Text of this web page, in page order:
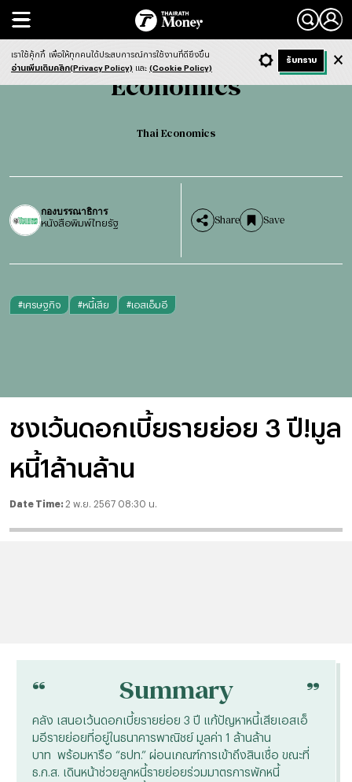
Search
Economics Thai Economics
Economics
Thai Economics
กองบรรณาธิการ
หนังสือพิมพ์ไทยรัฐ Share Save
#เศรษฐกิจ #หนี้เสีย #เอสเอ็มอี
ชงเว้นดอกเบี้ยรายย่อย 3 ปี!มูล
หนี้1ล้านล้าน
Date Time: 2 พ.ย. 2567 08:30 น.
- ก + ก Dark ฟังข่าว
“ Summary “
คลัง เสนอเว้นดอกเบี้ยรายย่อย 3 ปี แก้ปัญหาหนี้เสียเอสเอ็
มอีรายย่อยที่อยู่ในธนาคารพาณิชย์ มูลค่า 1 ล้านล้าน
บาท พร้อมหารือ “ธปท.” ผ่อนเกณฑ์การเข้าถึงสินเชื่อ ขณะที่
ธ.ก.ส. เดินหน้าช่วยลูกหนี้รายย่อยร่วมมาตรการพักหนี้
เราใช้คุ้กกี้ เพื่อให้ทุกคนได้ประสบการณ์การใช้งานที่ดียิ่งขึ้น
อ่านเพิ่มเติมคลิก(Privacy Policy) และ (Cookie Policy)
รับทราบ